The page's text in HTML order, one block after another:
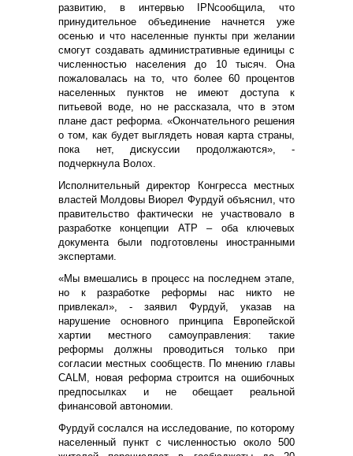
развитию, в интервью IPNсообщила, что
принудительное объединение начнется уже
осенью и что населенные пункты при желании
смогут создавать административные единицы с
численностью населения до 10 тысяч. Она
пожаловалась на то, что более 60 процентов
населенных пунктов не имеют доступа к
питьевой воде, но не рассказала, что в этом
плане даст реформа. «Окончательного решения
о том, как будет выглядеть новая карта страны,
пока нет, дискуссии продолжаются», -
подчеркнула Волох.
Исполнительный директор Конгресса местных
властей Молдовы Виорел Фурдуй объяснил, что
правительство фактически не участвовало в
разработке концепции АТР – оба ключевых
документа были подготовлены иностранными
экспертами.
«Мы вмешались в процесс на последнем этапе,
но к разработке реформы нас никто не
привлекал», - заявил Фурдуй, указав на
нарушение основного принципа Европейской
хартии местного самоуправления: такие
реформы должны проводиться только при
согласии местных сообществ. По мнению главы
CALM, новая реформа строится на ошибочных
предпосылках и не обещает реальной
финансовой автономии.
Фурдуй сослался на исследование, по которому
населенный пункт с численностью около 500